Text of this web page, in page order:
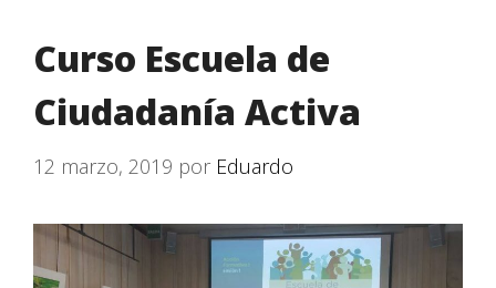
Curso Escuela de
Ciudadanía Activa
12 marzo, 2019 por Eduardo